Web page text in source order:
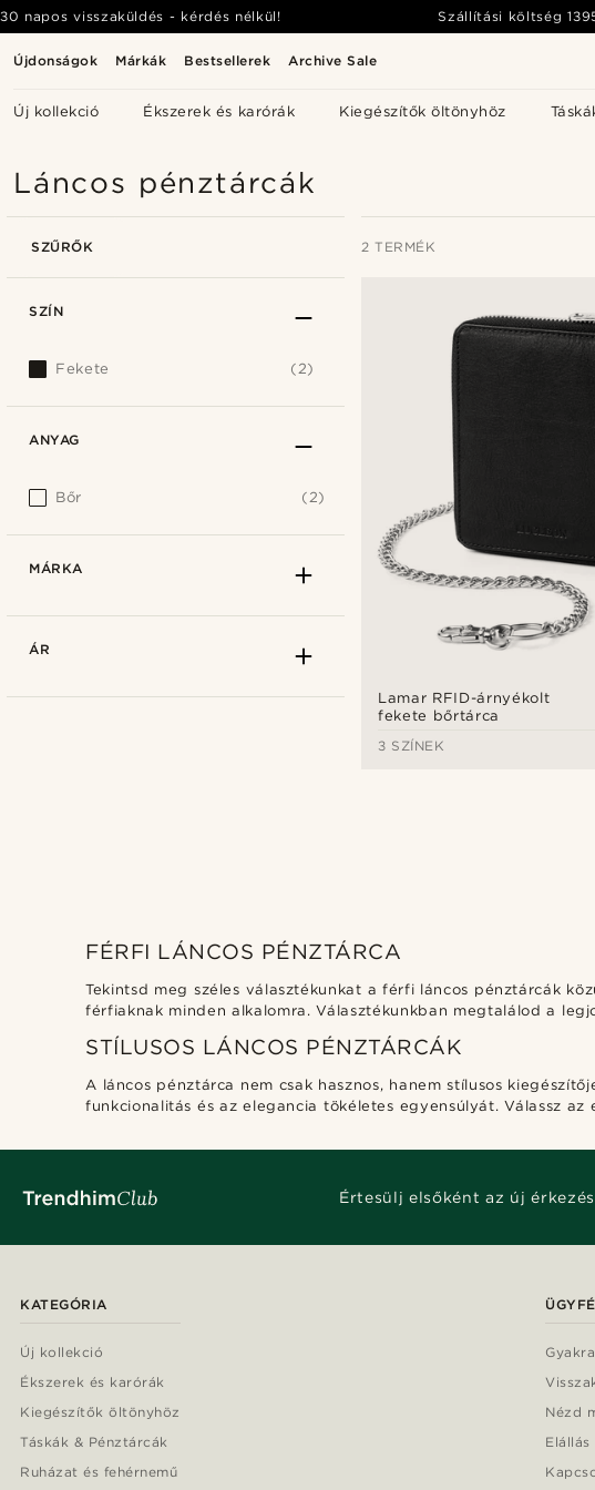
Újdonságok Márkák Bestsellerek Archive Sale
Új kollekció Ékszerek és karórák Kiegészítők öltönyhöz
30 napos visszaküldés - kérdés nélkül! Szállítási költség
Láncos pénztárcák
SZŰRŐK 2 TERMÉK
Lamar RFID-árnyékolt
fekete bőrtárca
3 SZÍNEK
SZÍN
Fekete (2)
ANYAG
Bőr (2)
MÁRKA
ÁR
Ft Ft
FÉRFI LÁNCOS PÉNZTÁRCA
Tekintsd meg széles választékunkat a férfi láncos pénztárcák
férfiaknak minden alkalomra. Választékunkban megtalálod a
STÍLUSOS LÁNCOS PÉNZTÁRCÁK
A láncos pénztárca nem csak hasznos, hanem stílusos
funkcionalitás és az elegancia tökéletes egyensúlyát. Válassz
Értesülj elsőként az új
KATEGÓRIA
Új kollekció
Ékszerek és karórák
Kiegészítők öltönyhöz
Táskák & Pénztárcák
Ruházat és fehérnemű
Nézd
Elállás